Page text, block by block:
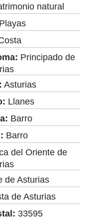
natural
Playas
Principado de
Asturias
Llanes
Barro
Barro
del Oriente de
de Asturias
de Asturias
33595